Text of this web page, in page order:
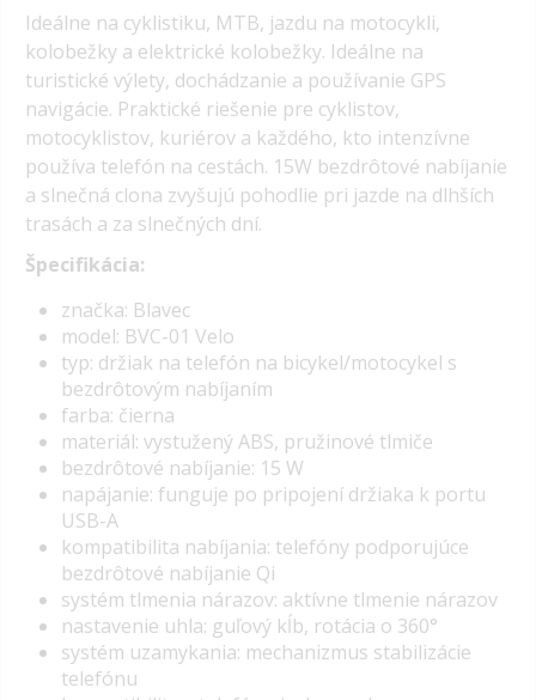
Ideálne na cyklistiku, MTB, jazdu na motocykli,
kolobežky a elektrické kolobežky. Ideálne na
turistické výlety, dochádzanie a používanie GPS
navigácie. Praktické riešenie pre cyklistov,
motocyklistov, kuriérov a každého, kto intenzívne
používa telefón na cestách. 15W bezdrôtové nabíjanie
a slnečná clona zvyšujú pohodlie pri jazde na dlhších
trasách a za slnečných dní.
Špecifikácia:
značka: Blavec
model: BVC-01 Velo
typ: držiak na telefón na bicykel/motocykel s
bezdrôtovým nabíjaním
farba: čierna
materiál: vystužený ABS, pružinové tlmiče
bezdrôtové nabíjanie: 15 W
napájanie: funguje po pripojení držiaka k portu
USB-A
kompatibilita nabíjania: telefóny podporujúce
bezdrôtové nabíjanie Qi
systém tlmenia nárazov: aktívne tlmenie nárazov
nastavenie uhla: guľový kĺb, rotácia o 360°
systém uzamykania: mechanizmus stabilizácie
telefónu